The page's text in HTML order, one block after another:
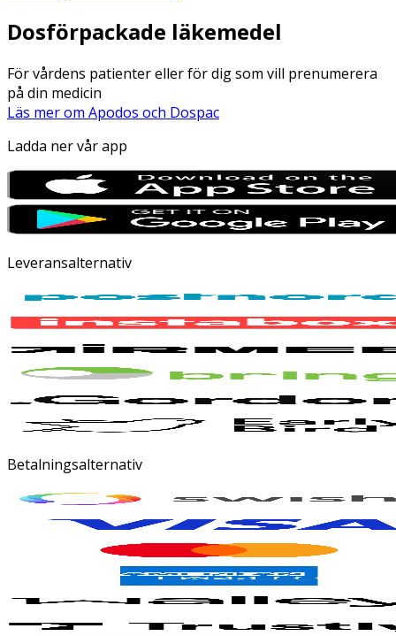
Dosförpackade läkemedel
För vårdens patienter eller för dig som vill prenumerera
på din medicin
Läs mer om Apodos och Dospac
Ladda ner vår app
Leveransalternativ
Betalningsalternativ